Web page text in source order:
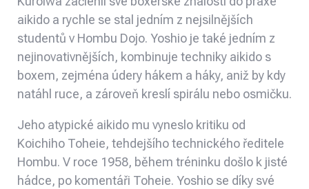
aikido a rychle se stal jedním z nejsilnějších
studentů v Hombu Dojo. Yoshio je také jedním z
nejinovativnějších, kombinuje techniky aikido s
boxem, zejména údery hákem a háky, aniž by kdy
natáhl ruce, a zároveň kreslí spirálu nebo osmičku.
Jeho atypické aikido mu vyneslo kritiku od
Koichiho Toheie, tehdejšího technického ředitele
Hombu. V roce 1958, během tréninku došlo k jisté
hádce, po komentáři Toheie. Yoshio se díky své